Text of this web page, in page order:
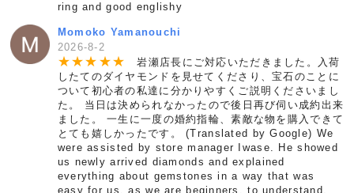
ring and good englishy
Momoko Yamanouchi
2026-8-2
★★★ ★★
岩瀬店長にご対応いただきました。入荷
したてのダイヤモンドを見せてくださり、宝石のことに
ついて初心者の私達に分かりやすくご説明くださいまし
た。 当日は決められなかったので後日再び伺い成約出来
ました。 一生に一度の婚約指輪、素敵な物を購入できて
とても嬉しかったです。 (Translated by Google) We
were assisted by store manager Iwase. He showed
us newly arrived diamonds and explained
everything about gemstones in a way that was
easy for us, as we are beginners, to understand.